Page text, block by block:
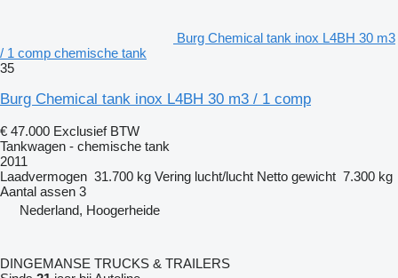
Burg Chemical tank inox L4BH 30 m3
/ 1 comp chemische tank
35
Burg Chemical tank inox L4BH 30 m3 / 1 comp
€ 47.000 Exclusief BTW
Tankwagen - chemische tank
2011
Laadvermogen 31.700 kg Vering lucht/lucht Netto gewicht 7.300 kg
Aantal assen 3
Nederland, Hoogerheide
DINGEMANSE TRUCKS & TRAILERS